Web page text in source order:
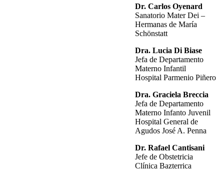
Dr. Carlos Oyenard
Sanatorio Mater Dei –
Hermanas de María
Schönstatt
Dra. Lucia Di Biase
Jefa de Departamento
Materno Infantil
Hospital Parmenio Piñero
Dra. Graciela Breccia
Jefa de Departamento
Materno Infanto Juvenil
Hospital General de
Agudos José A. Penna
Dr. Rafael Cantisani
Jefe de Obstetricia
Clínica Bazterrica